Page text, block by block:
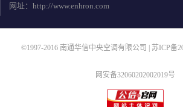
网址：http://www.enhron.com
©1997-2016 南通华信中央空调有限公司 | 苏ICP备
网安备32060202002019号